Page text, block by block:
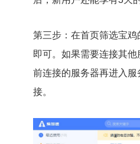
第三步：在首页筛选宝
即可。如果需要连接其
前连接的服务器再进入
接。